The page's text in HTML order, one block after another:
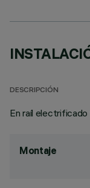
DESCRIPCIÓN
En raíl
Montaje